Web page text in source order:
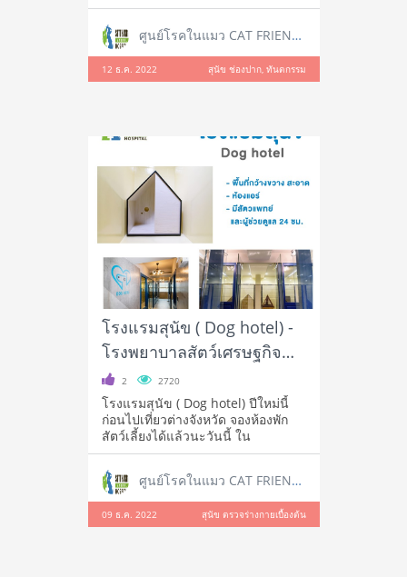
ศูนย์โรคในแมว CAT FRIENDLY CLINIC
12 ธ.ค. 2022 สุนัข ช่องปาก, ทันตกรรม
โรงแรมสุนัข ( Dog hotel) -
โรงพยาบาลสัตว์เศรษฐกิจ
สัตวแพทย์
2 2720
โรงแรมสุนัข ( Dog hotel) ปีใหม่นี้
ก่อนไปเที่ยวต่างจังหวัด จองห้องพัก
สัตว์เลี้ยงได้แล้วนะวันนี้ ใน
ศูนย์โรคในแมว CAT FRIENDLY CLINIC
09 ธ.ค. 2022 สุนัข ตรวจร่างกายเบื้องต้น